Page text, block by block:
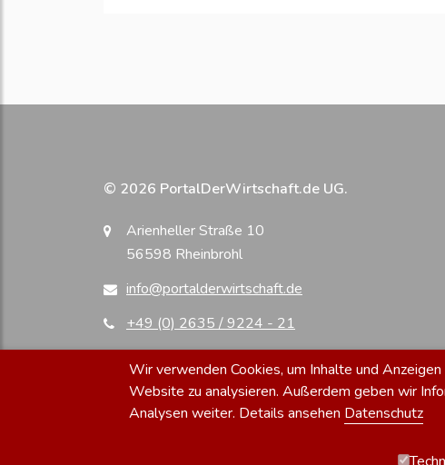
© 2026 PortalDerWirtschaft.de UG.
Arienheller Straße 10
56598 Rheinbrohl
info@portalderwirtschaft.de
+49 (0) 2635 / 9224 - 21
Wir verwenden Cookies, um Inhalte und
Website zu analysieren. Außerdem geben wir
Analysen weiter. Details ansehen Datenschutz